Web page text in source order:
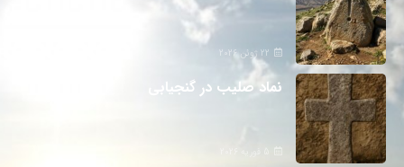
22 ژوئن 2026
نماد صلیب در گنجیابی